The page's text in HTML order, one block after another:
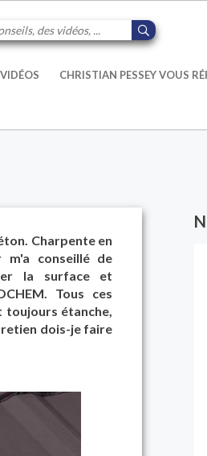
VIDÉOS CHRISTIAN PESSEY VOUS
Charpente en
m'a conseillé de
la surface et
Tous ces
étanche,
dois-je faire